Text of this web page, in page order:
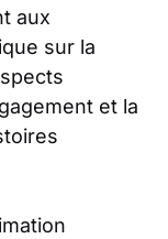
aux
sur la
et la